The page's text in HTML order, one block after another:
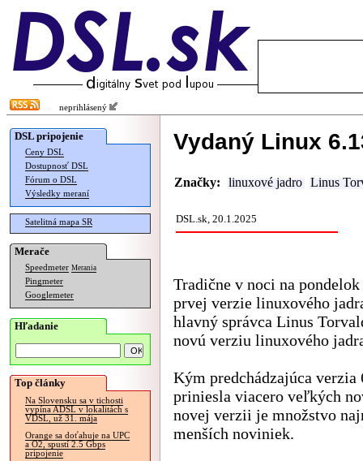
neprihlásený
DSL pripojenie
Ceny DSL
Dostupnosť DSL
Fórum o DSL
Výsledky meraní
Satelitná mapa SR
Merače
Speedmeter Merania
Pingmeter
Googlemeter
Hľadanie
Top články
Na Slovensku sa v tichosti
vypína ADSL v lokalitách s
VDSL, už 31. mája
Orange sa doťahuje na UPC
a O2, spustí 2.5 Gbps
pripojenie
Vydaný Linux
Značky: linuxové jadro Linus
DSL.sk, 20.1.2025
Tradične v noci na
prvej verzie linuxového
hlavný správca Linus
novú verziu linuxového
Kým predchádzajúca verzia
priniesla viacero veľkých
novej verzii je množstvo
menších noviniek.